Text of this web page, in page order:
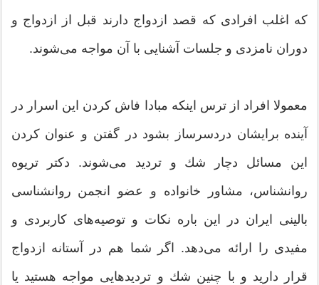
که اغلب افرادی كه قصد ازدواج دارند قبل از ازدواج و
دوران نامزدی و جلسات آشنایی با آن مواجه می‌شوند.
معمولا افراد از ترس اینكه مبادا فاش كردن این اسرار در
آینده برایشان دردسرساز بشود در گفتن و عنوان كردن
این مسائل دچار شك و تردید می‌شوند. دكتر تریوه
روانشناس، مشاور خانواده و عضو انجمن روانشناسی
بالینی ایران در این ‌باره نكات و توصیه‌های كاربردی و
مفیدی را ارائه می‌دهد. اگر شما هم در آستانه ازدواج
قرار دارید و با چنین شك و تردیدهایی مواجه هستید یا